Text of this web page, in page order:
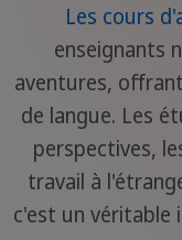
Les cours
enseignants
aventures,
de langue. Les
perspectives,
travail à
c'est un véritable